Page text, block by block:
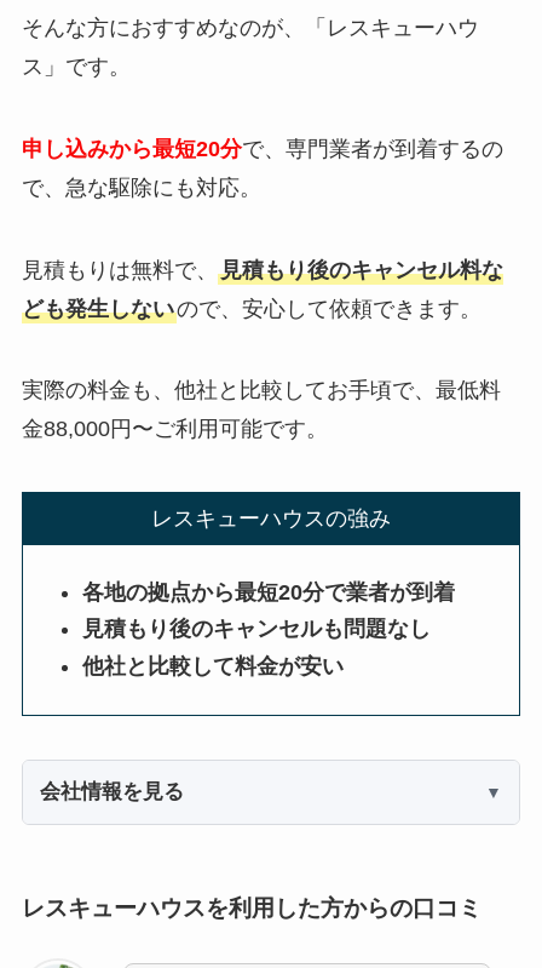
そんな方におすすめなのが、「レスキューハウ
ス」です。
申し込みから最短20分で、専門業者が到着するの
で、急な駆除にも対応。
見積もりは無料で、 見積もり後のキャンセル料な
ども発生しないので、安心して依頼できます。
実際の料金も、他社と比較してお手頃で、最低料
金88,000円〜ご利用可能です。
レスキューハウスの強み
各地の拠点から最短20分で業者が到着
見積もり後のキャンセルも問題なし
他社と比較して料金が安い
会社情報を見る
レスキューハウスを利用した方からの口コミ